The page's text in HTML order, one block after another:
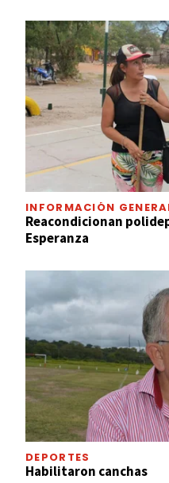
INFORMACIÓN
Reacondicionan
Esperanza
DEPORTES
Habilitaron canchas